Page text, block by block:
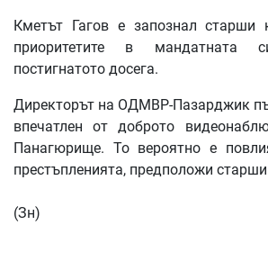
Кметът Гагов е запознал старши
приоритетите в мандатната
постигнатото досега.
Директорът на ОДМВР-Пазарджик
впечатлен от доброто
Панагюрище. То вероятно е
престъпленията, предположи
(Зн)